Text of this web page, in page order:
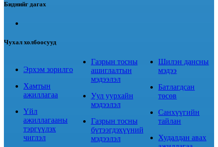
Биднийг дагах
Чухал холбоосууд
Эрхэм зорилго
Хамтын
ажиллагаа
Үйл
ажиллагааны
тэргүүлэх
чиглэл
Газрын тосны
ашиглалтын
мэдээлэл
Уул уурхайн
мэдээлэл
Газрын тосны
бүтээгдэхүүний
мэдээлэл
Шилэн дансны
мэдээ
Батлагдсан
төсөв
Санхүүгийн
тайлан
Худалдан авах